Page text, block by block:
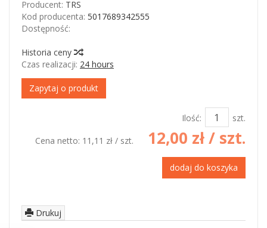
Producent: TRS
Kod producenta: 5017689342555
Dostępność:
Historia ceny
Czas realizacji: 24 hours
Zapytaj o produkt
Ilość:
szt.
Cena netto: 11,11 zł / szt. 12,00 zł/ szt.
dodaj do koszyka
Drukuj